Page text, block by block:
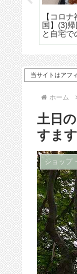
でオ
人気
菜創
ラン
チェン
ための住
うやろ
当サイトはアフ
ホーム
土日
すま
ショップ